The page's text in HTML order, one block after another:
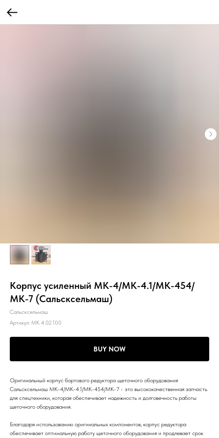
Корпус усиленный МК-4/МК-4.1/МК-454/
МК-7 (Сальсксельмаш)
Сальсксельмаш
Артикул: МК 4.02.100
BUY NOW
Оригинальный корпус бортового редуктора щеточного оборудования
Сальсксельмаш МК-4/МК-4.1/МК-454/МК-7 - это высококачественная запчасть
для спецтехники, которая обеспечивает надежность и долговечность работы
щеточного оборудования.
Благодаря использованию оригинальных компонентов, корпус редуктора
обеспечивает оптимальную работу щеточного оборудования и продлевает срок